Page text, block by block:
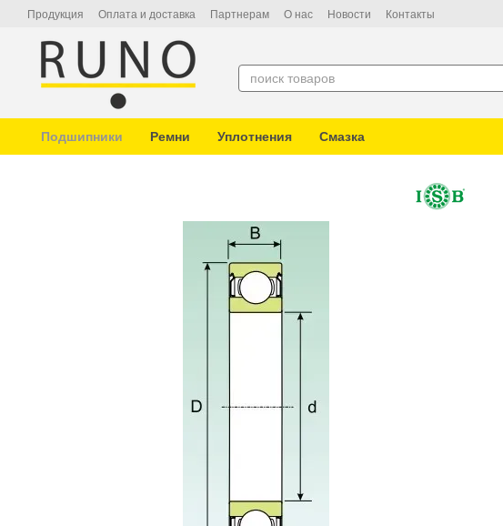
Перейти к основному контенту
Продукция Оплата и доставка Партнерам О нас Новости Контакты
Подшипники Ремни Уплотнения Смазка